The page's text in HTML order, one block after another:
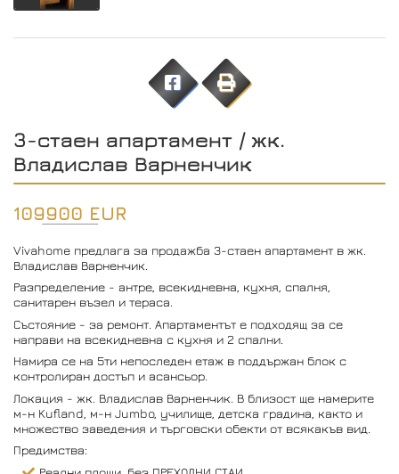
3-стаен апартамент / жк.
Владислав Варненчик
109900 EUR
Vivahome предлага за продажба 3-стаен апартамент в жк.
Владислав Варненчик.
Разпределение - антре, всекидневна, кухня, спалня,
санитарен възел и тераса.
Състояние - за ремонт. Апартаментът е подходящ за се
направи на всекидневна с кухня и 2 спални.
Намира се на 5ти непоследен етаж в поддържан блок с
контролиран достъп и асансьор.
Локация - жк. Владислав Варненчик. В близост ще намерите
м-н Kufland, м-н Jumbo, училище, детска градина, както и
множество заведения и търговски обекти от всякакъв вид.
Предимства: